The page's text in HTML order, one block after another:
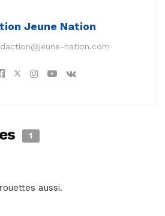
Jeune Nation
nation.com
1
aussi.